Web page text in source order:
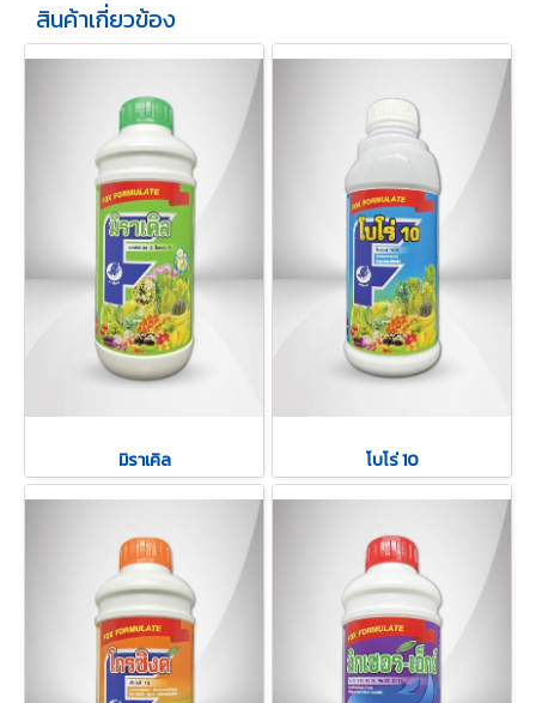
สินค้าเกี่ยวข้อง
มิราเคิล โบโร่ 10